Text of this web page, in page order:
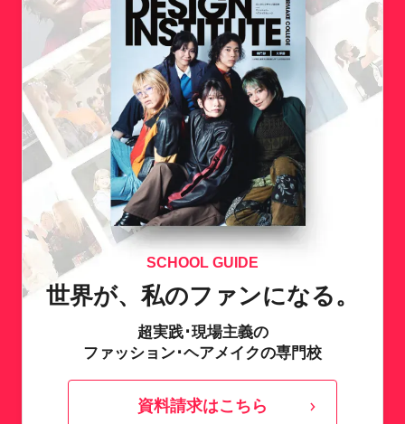
SCHOOL GUIDE
世界が、私のファンになる。
超実践･現場主義の
ファッション･ヘアメイクの専門校
資料請求はこちら